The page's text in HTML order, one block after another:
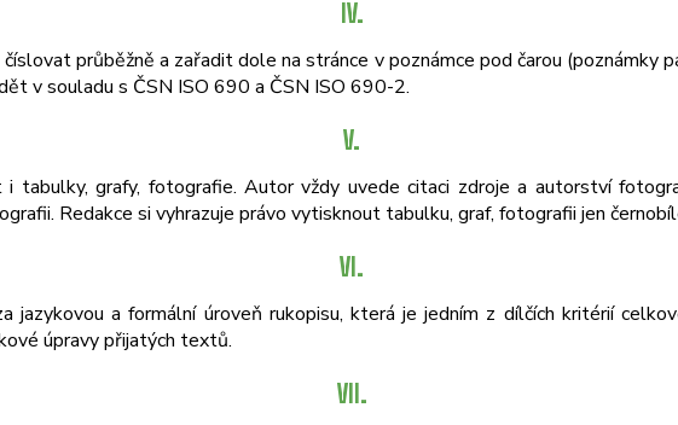
IV.
průběžně a zařadit dole na stránce v poznámce pod čarou (poznámky
v souladu s ČSN ISO 690 a ČSN ISO 690-2.
V.
i tabulky, grafy, fotografie. Autor vždy uvede citaci zdroje a autorství
Redakce si vyhrazuje právo vytisknout tabulku, graf, fotografii jen
VI.
jazykovou a formální úroveň rukopisu, která je jedním z dílčích kritérií
úpravy přijatých textů.
VII.